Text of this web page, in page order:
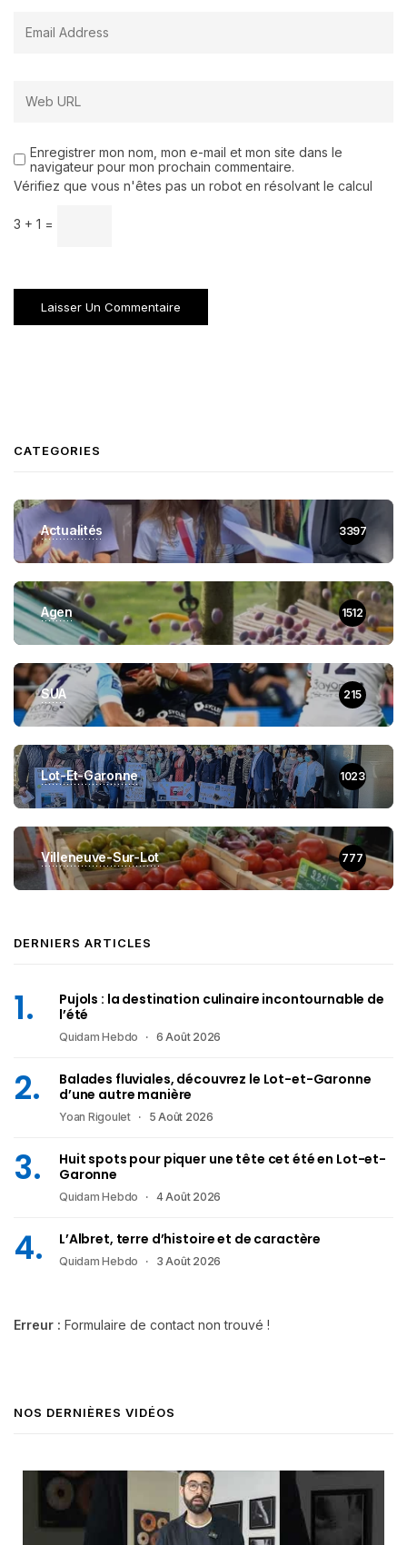
Enregistrer mon nom, mon e-mail et mon site dans le
navigateur pour mon prochain commentaire.
Vérifiez que vous n'êtes pas un robot en résolvant le calcul
3 + 1 =
CATEGORIES
Actualités 3397
Agen 1512
SUA 215
Lot-Et-Garonne 1023
Villeneuve-Sur-Lot 777
DERNIERS ARTICLES
Pujols : la destination culinaire incontournable de
l’été
Quidam Hebdo 6 Août 2026
Balades fluviales, découvrez le Lot-et-Garonne
d’une autre manière
Yoan Rigoulet 5 Août 2026
Huit spots pour piquer une tête cet été en Lot-et-
Garonne
Quidam Hebdo 4 Août 2026
L’Albret, terre d’histoire et de caractère
Quidam Hebdo 3 Août 2026
Erreur : Formulaire de contact non trouvé !
NOS DERNIÈRES VIDÉOS